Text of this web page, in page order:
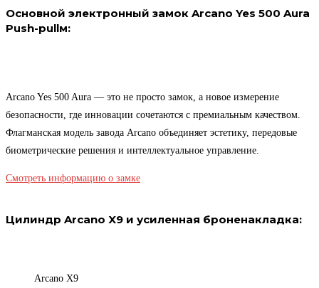
Основной электронный замок Arcano Yes 500 Aura
Push-pullм:
Arcano Yes 500 Aura — это не просто замок, а новое измерение
безопасности, где инновации сочетаются с премиальным качеством.
Флагманская модель завода Arcano объединяет эстетику, передовые
биометрические решения и интеллектуальное управление.
Смотреть информацию о замке
Цилиндр Arcano X9 и усиленная броненакладка:
Arcano X9